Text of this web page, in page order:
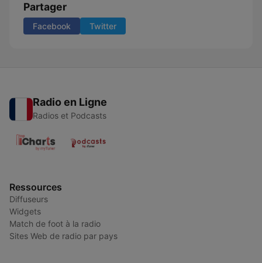
Partager
Facebook Twitter
Radio en Ligne
Radios et Podcasts
Ressources
Diffuseurs
Widgets
Match de foot à la radio
Sites Web de radio par pays